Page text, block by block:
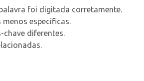
foi digitada corretamente.
menos específicas.
chave diferentes.